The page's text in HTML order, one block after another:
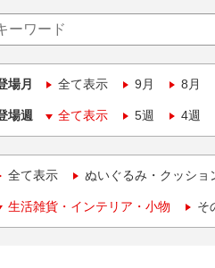
場月 全て表示 9月 8月
場週 全て表示 5週 4週
全て表示 ぬいぐるみ・クッショ
生活雑貨・インテリア・小物 そ